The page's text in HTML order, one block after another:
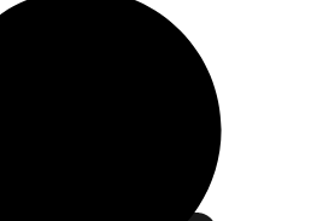
laborables